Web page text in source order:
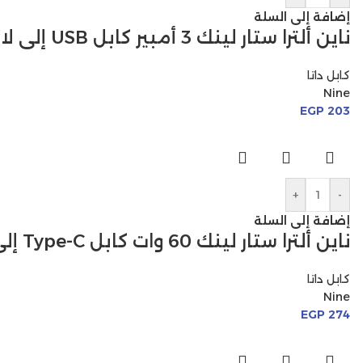
إضافة إلى السلة
ناين ألترا ستار لينك 3 أمبير كابل USB إلى لايتنينج
كابل داتا
Nine
EGP 203
-
+
إضافة إلى السلة
ناين ألترا ستار لينك 60 وات كابل Type-C إلى Type-C
كابل داتا
Nine
EGP 274